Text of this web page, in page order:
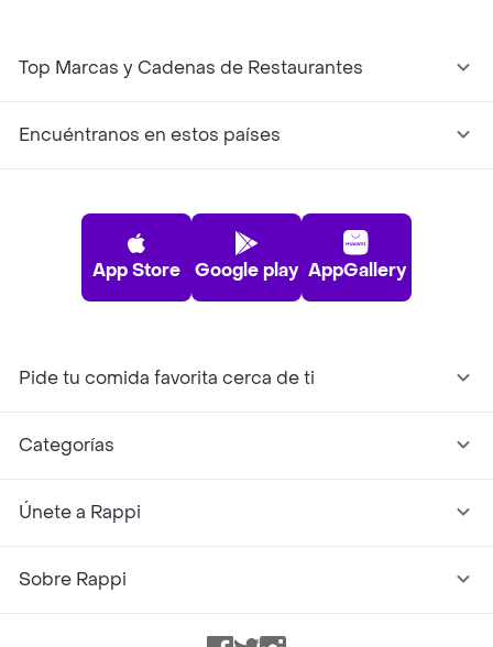
Top Marcas y Cadenas de Restaurantes
Encuéntranos en estos países
App Store Google play AppGallery
Pide tu comida favorita cerca de ti
Categorías
Únete a Rappi
Sobre Rappi